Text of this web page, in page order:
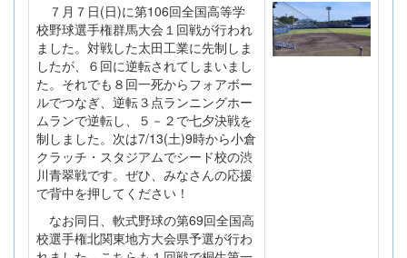
７月７日(日)に第106回全国高等学
校野球選手権群馬大会１回戦が行われ
ました。対戦した太田工業に先制しま
したが、６回に逆転されてしまいまし
た。それでも８回一死からフォアボー
ルでつなぎ、逆転３点ランニングホー
ムランで逆転し、５－２で七夕決戦を
制しました。次は7/13(土)9時から小倉
クラッチ・スタジアムでシード校の渋
川青翠戦です。ぜひ、みなさんの応援
で背中を押してください！
なお同日、軟式野球の第69回全国高
校選手権北関東地方大会県予選が行わ